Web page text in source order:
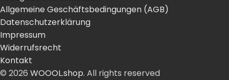
Allgemeine Geschäftsbedingungen (AGB)
Datenschutzerklärung
Impressum
Widerrufsrecht
Kontakt
© 2026 WOOOL.shop. All rights reserved